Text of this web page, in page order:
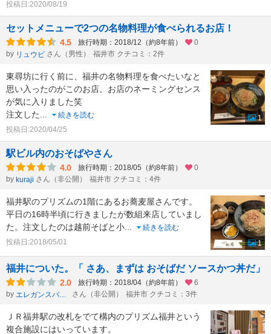
投稿日:2020/08/19
セットメニューで2つの名物料理が食べられるお店！
4.5 旅行時期：2018/12（約8年前）
0
by リュウビ さん（男性） 福井市 クチコミ：2件
東尋坊に行く前に、福井の名物料理を食べたいなと
思い入ったのがこのお店。お店のネーミングセンス
が気に入りました笑
注文した...
続きを読む
投稿日:2020/04/25
1
駅ビル内のおそばやさん
4.0 旅行時期：2018/05（約8年前）
0
by kuraji さん（非公開） 福井市 クチコミ：4件
福井駅のプリズムの1階にあるお蕎麦屋さんです。
平日の16時半頃に行きましたが数組来店していまし
た。注文したのは越前そばと小...
続きを読む
投稿日:2018/05/01
1
福井についた。「 さあ、まずは おそばだ ソースかつ丼だ」
2.0 旅行時期：2018/04（約8年前）
6
by
エレガンスパッカ→ さん（非公開） 福井市 クチコミ：3件
ＪＲ福井駅の改札をでて構内のプリズム福井という
複合施設にはいっています。